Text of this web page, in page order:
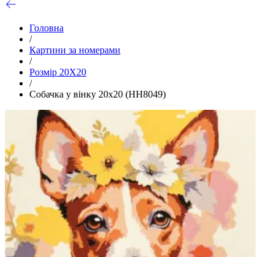
Головна
/
Картини за номерами
/
Розмір 20Х20
/
Собачка у вінку 20х20 (HH8049)